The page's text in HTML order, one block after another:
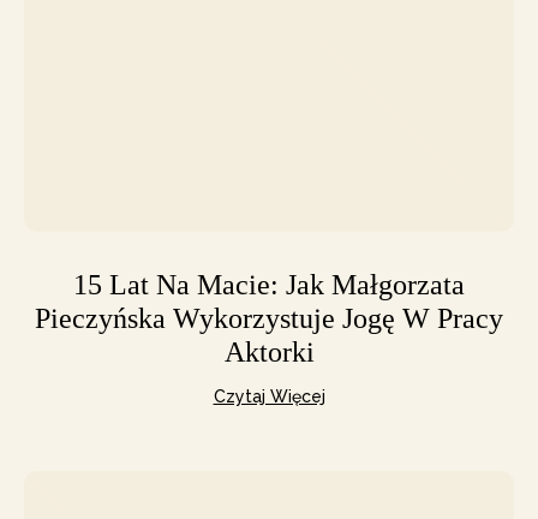
15 Lat Na Macie: Jak Małgorzata
Pieczyńska Wykorzystuje Jogę W Pracy
Aktorki
Czytaj Więcej